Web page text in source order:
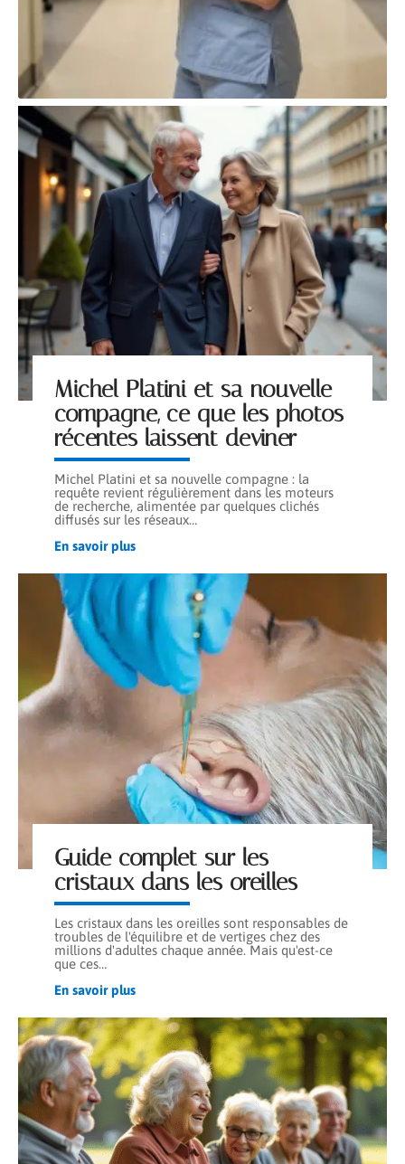
Michel Platini et sa nouvelle
compagne, ce que les photos
récentes laissent deviner
Michel Platini et sa nouvelle compagne : la
requête revient régulièrement dans les moteurs
de recherche, alimentée par quelques clichés
diffusés sur les réseaux…
En savoir plus
Guide complet sur les
cristaux dans les oreilles
Les cristaux dans les oreilles sont responsables de
troubles de l'équilibre et de vertiges chez des
millions d'adultes chaque année. Mais qu'est-ce
que ces…
En savoir plus